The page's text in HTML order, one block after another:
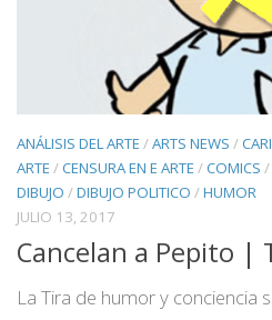
ANÁLISIS DEL ARTE /ARTS NEWS /
ARTE /CENSURA EN E ARTE /COMICS /
DIBUJO /DIBUJO POLITICO /HUMOR
JULIO 13, 2017
Cancelan a Pepito |
La Tira de humor y conciencia